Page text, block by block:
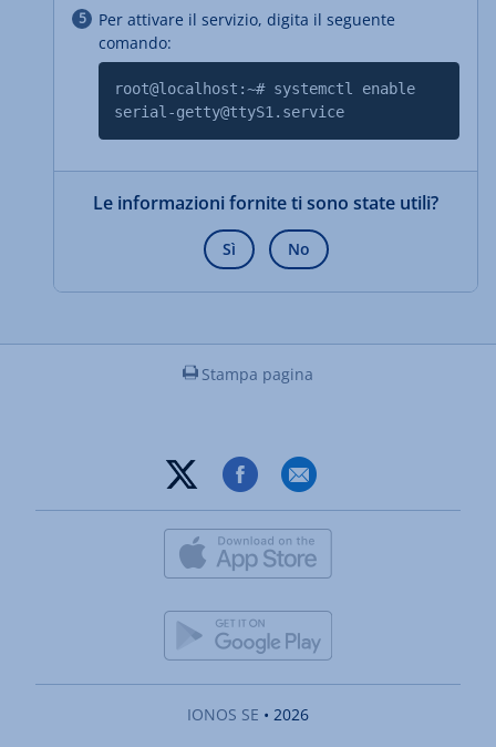
Per attivare il servizio, digita il seguente
comando:
root@localhost:~# systemctl enable
serial-getty@ttyS1.service
Le informazioni fornite ti sono state utili?
Sì No
Stampa pagina
IONOS SE • 2026